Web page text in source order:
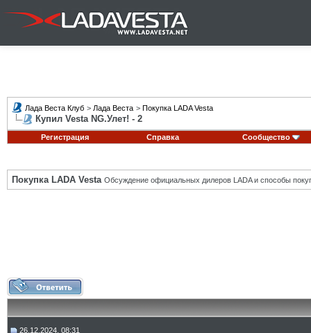
Лада Веста Клуб > Лада Веста > Покупка LADA Vesta
Купил Vesta NG.Улет! - 2
Регистрация Справка Сообщество
Покупка LADA Vesta Обсуждение официальных дилеров LADA и способы
26.12.2024, 08:31